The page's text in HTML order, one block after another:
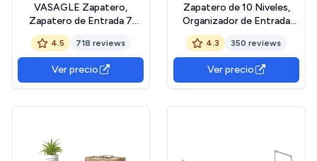
VASAGLE Zapatero,
Zapatero de Entrada 7
Niveles, Estante de
Zapatos Estrecho, para
Pasillo, Esquina, Vestidor,
Blanco LBS200T14 The
Forest Stewardship
4.5 718 reviews
Ver precio
Zapatero de 10 Niveles,
Organizador de Entrada
Recibidor, Zapateros
Grande para 54-62 Pares,
Ahorra Espacio, Estantería
Zapatero Metalico con
Ganchos
4.3 350 reviews
Ver precio